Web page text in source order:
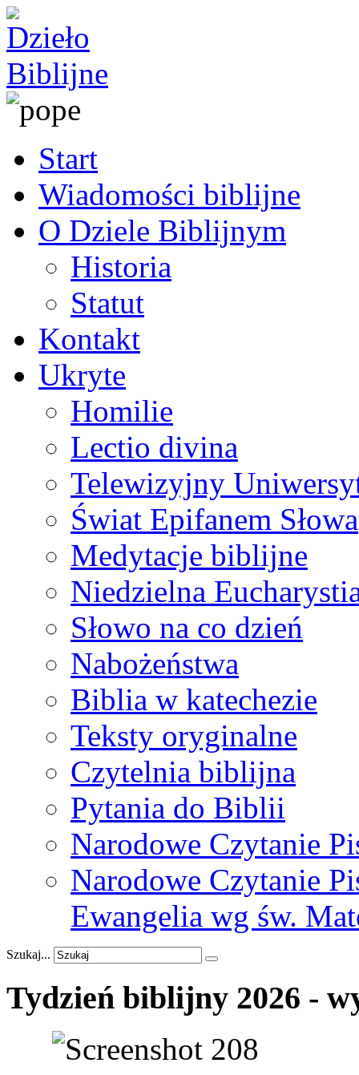
Start
Wiadomości biblijne
O Dziele Biblijnym
Historia
Statut
Kontakt
Ukryte
Homilie
Lectio divina
Telewizyjny
Świat Epifanem Słowa
Medytacje biblijne
Niedzielna
Słowo na co dzień
Nabożeństwa
Biblia w katechezie
Teksty oryginalne
Czytelnia biblijna
Pytania do Biblii
Narodowe Czytanie
Narodowe Czytanie
Ewangelia wg św.
Szukaj...
Tydzień biblijny 2026 -